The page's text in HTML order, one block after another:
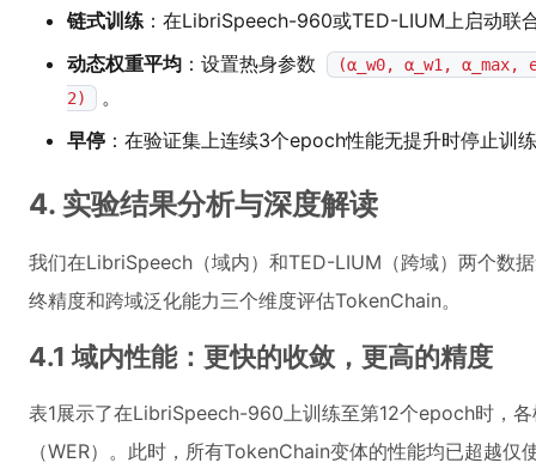
链式训练 ：在LibriSpeech-960或TED-LIUM上启动联
动态权重平均 ：设置热身参数
(α_w0, α_w1,
2)
。
早停 ：在验证集上连续3个epoch性能无提升时停止训
4. 实验结果分析与深度解读
我们在LibriSpeech（域内）和TED-LIUM（跨域）两个数
终精度和跨域泛化能力三个维度评估TokenChain。
4.1 域内性能：更快的收敛，更高的精度
表1展示了在LibriSpeech-960上训练至第12个epoch时，
（WER）。此时，所有TokenChain变体的性能均已超越